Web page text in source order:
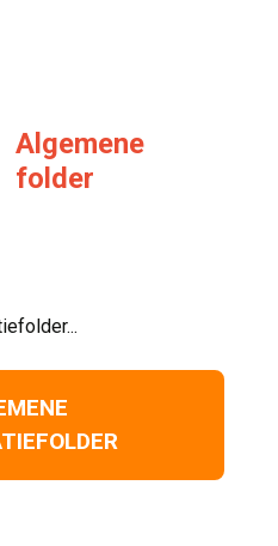
Algemene
folder